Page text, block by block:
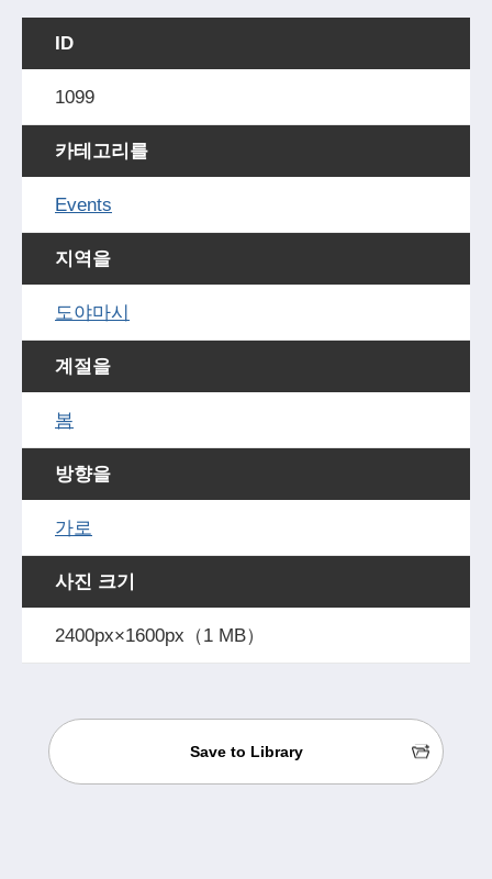
ID
1099
카테고리를
Events
지역을
도야마시
계절을
봄
방향을
가로
사진 크기
2400px×1600px（1 MB）
Save to Library